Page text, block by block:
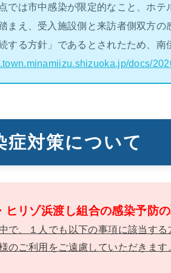
では市中感染が限定的なこと、ホ
まえ、受入施設側と来訪者側双方
する方針」であるとされたため、南
docs/
症対策について
ヒリゾ浜渡し組合の感染予防
で、１人でも以下の事項に該当する
のご利用をご遠慮していただきます